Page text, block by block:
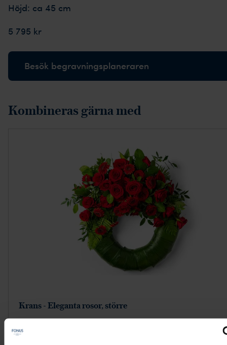
Höjd: ca 45 cm
5 795 kr
Besök begravningsplaneraren
Kombineras gärna med
Krans - Eleganta rosor, större
2 895 kr